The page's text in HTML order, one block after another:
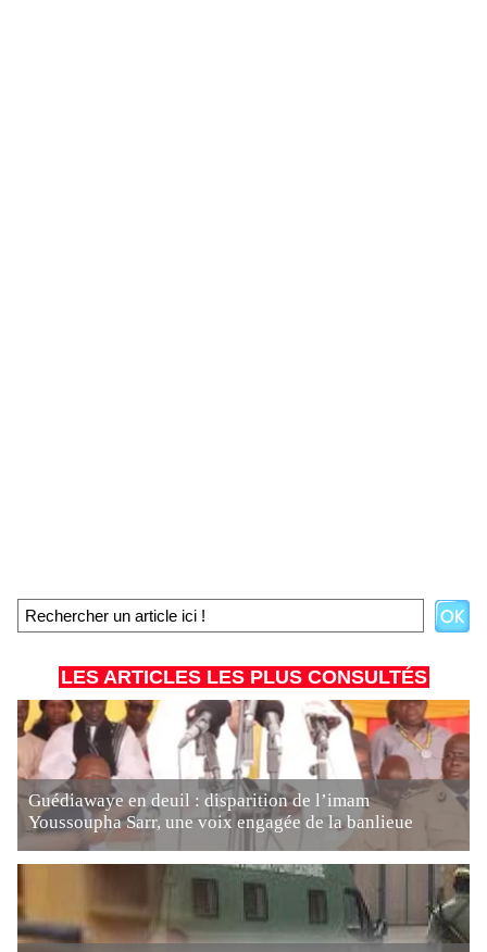
LES ARTICLES LES PLUS CONSULTÉS
Guédiawaye en deuil : disparition de l’imam
Youssoupha Sarr, une voix engagée de la banlieue